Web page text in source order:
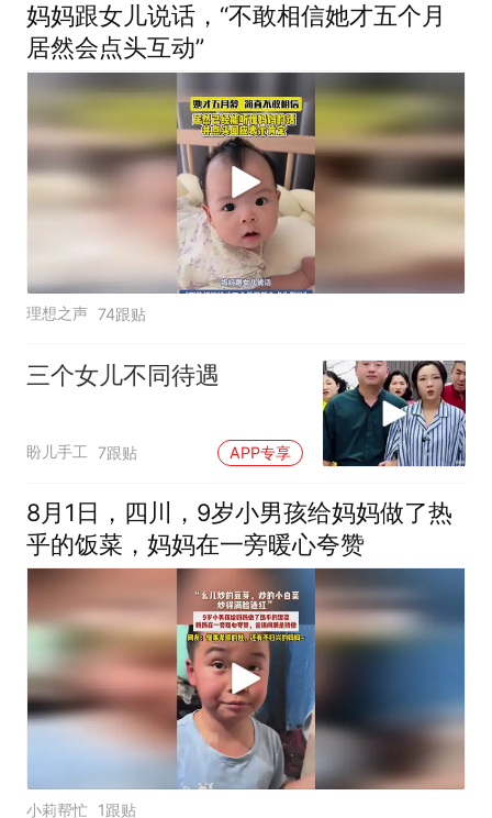
妈妈跟女儿说话，“不敢相信她才五个月
居然会点头互动”
理想之声 74跟贴
三个女儿不同待遇
盼儿手工 7跟贴 APP专享
8月1日，四川，9岁小男孩给妈妈做了热
乎的饭菜，妈妈在一旁暖心夸赞
小莉帮忙 1跟贴